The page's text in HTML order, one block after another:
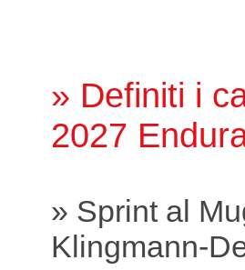
» Definiti i
2027
» Sprint al
Klingmann-